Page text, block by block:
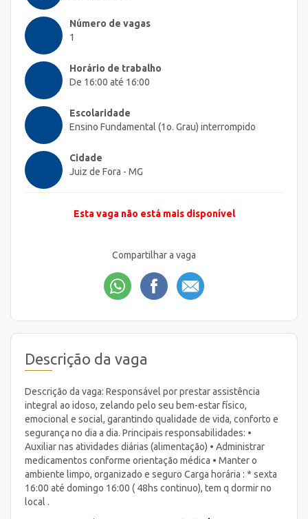
Número de vagas
1
Horário de trabalho
De 16:00 até 16:00
Escolaridade
Ensino Fundamental (1o. Grau) interrompido
Cidade
Juiz de Fora - MG
Esta vaga não está mais disponível
Compartilhar a vaga
Descrição da vaga
Descrição da vaga: Responsável por prestar assistência
integral ao idoso, zelando pelo seu bem-estar físico,
emocional e social, garantindo qualidade de vida, conforto e
segurança no dia a dia. Principais responsabilidades: •
Auxiliar nas atividades diárias (alimentação) • Administrar
medicamentos conforme orientação médica • Manter o
ambiente limpo, organizado e seguro Carga horária : * sexta
16:00 até domingo 16:00 ( 48hs continuo), tem q dormir no
local .